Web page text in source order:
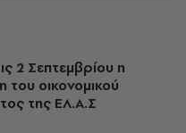
2 Σεπτεμβρίου η
οικονομικού
της ΕΛ.Α.Σ